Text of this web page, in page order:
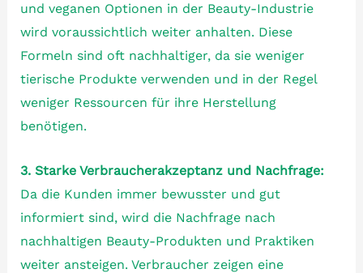
und veganen Optionen in der Beauty-Industrie
wird voraussichtlich weiter anhalten. Diese
Formeln sind oft nachhaltiger, da sie weniger
tierische Produkte verwenden und in der Regel
weniger Ressourcen für ihre Herstellung
benötigen.
3. Starke Verbraucherakzeptanz und Nachfrage:
Da die Kunden immer bewusster und gut
informiert sind, wird die Nachfrage nach
nachhaltigen Beauty-Produkten und Praktiken
weiter ansteigen. Verbraucher zeigen eine